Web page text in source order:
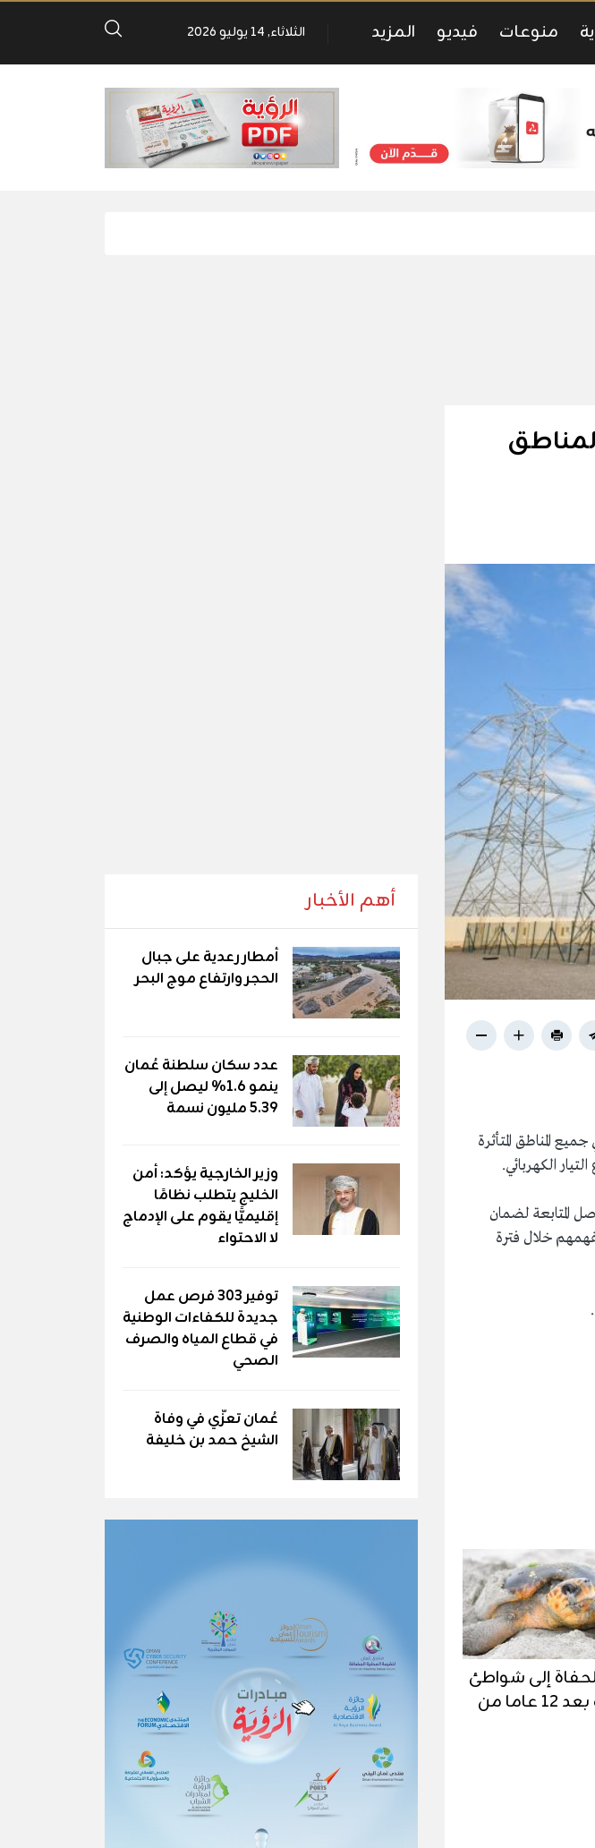
منوعات فيديو المزيد الثلاثاء, 14 يوليو 2026
المناطق المتأثرة
الكهربائي.
المتابعة لضمان
خلال فترة
إلى شواطئ
السلطنة بعد 12 عاما من
أهم الأخبار
أمطار رعدية على جبال
الحجر وارتفاع موج البحر
عدد سكان سلطنة عُمان
ينمو 1.6% ليصل إلى
5.39 مليون نسمة
وزير الخارجية يؤكد: أمن
الخليج يتطلب نظامًا
إقليميًّا يقوم على الإدماج
لا الاحتواء
توفير 303 فرص عمل
جديدة للكفاءات الوطنية
في قطاع المياه والصرف
الصحي
عُمان تعزّي في وفاة
الشيخ حمد بن خليفة